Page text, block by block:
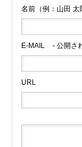
名前（例：山田 太
E-MAIL - 公開さ
URL